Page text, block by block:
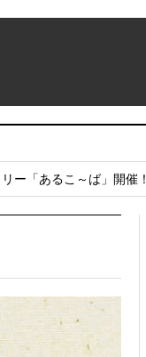
ー「あるこ～ば」開催！